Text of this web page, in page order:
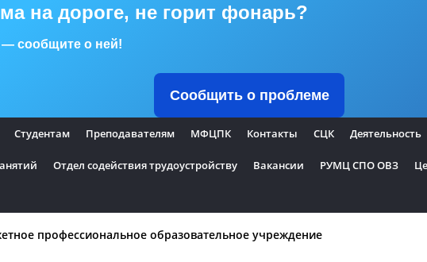
на дороге, не горит фонарь?
сообщите о ней!
Сообщить о проблеме
Студентам Преподавателям МФЦПК Контакты СЦК Деятельность
Отдел содействия трудоустройству Вакансии РУМЦ СПО ОВЗ
профессиональное образовательное учреждение